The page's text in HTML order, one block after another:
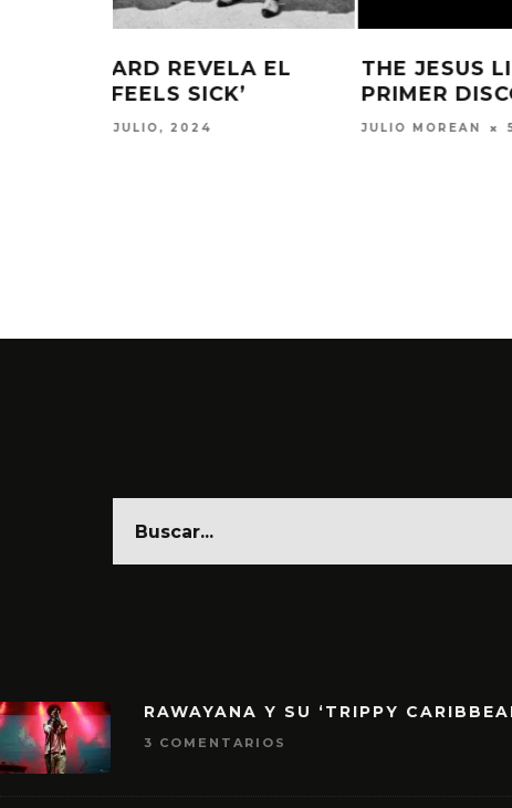
THE JESUS LIZARD ANUNCIA SU
PRIMER DISCO EN 26 AÑOS
JULIO MOREAN 5 JUNIO, 2024
RAWAYANA Y SU ‘TRIPPY
3 COMENTARIOS